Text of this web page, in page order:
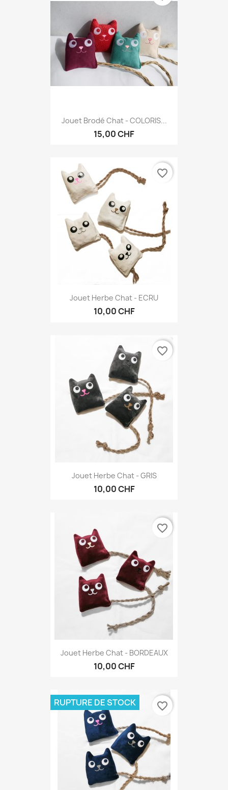
Jouet Brodé Chat - COLORIS...
15,00 CHF
Jouet Herbe Chat - ECRU
10,00 CHF
favorite_border
Jouet Herbe Chat - GRIS
10,00 CHF
favorite_border
Jouet Herbe Chat - BORDEAUX
10,00 CHF
favorite_border
RUPTURE DE STOCK favorite_border